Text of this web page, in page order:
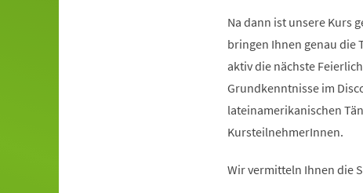
Na dann ist unsere Kurs
bringen Ihnen genau die
aktiv die nächste
Grundkenntnisse im
lateinamerikanischen
KursteilnehmerInnen.
Wir vermitteln Ihnen die